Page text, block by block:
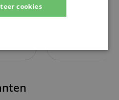
cookies
Gericht op